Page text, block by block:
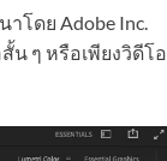
โดย Adobe Inc.
ๆ หรือเพียงวิดีโอ